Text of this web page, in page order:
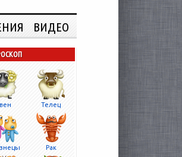
ВИДЕО
Телец
Рак